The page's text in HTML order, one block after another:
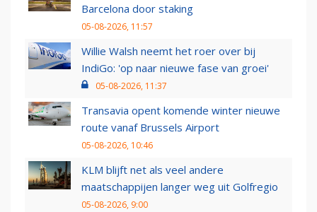
Barcelona door staking
05-08-2026, 11:57
Willie Walsh neemt het roer over bij
IndiGo: 'op naar nieuwe fase van groei'
05-08-2026, 11:37
Transavia opent komende winter nieuwe
route vanaf Brussels Airport
05-08-2026, 10:46
KLM blijft net als veel andere
maatschappijen langer weg uit Golfregio
05-08-2026, 9:00